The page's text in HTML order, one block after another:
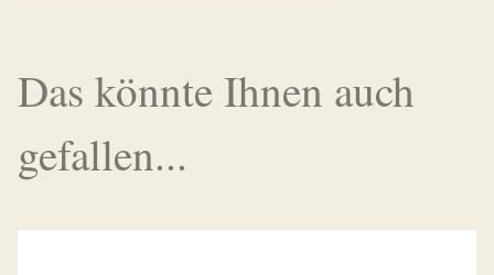
Das könnte Ihnen auch
gefallen...